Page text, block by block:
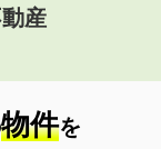
産
物件を